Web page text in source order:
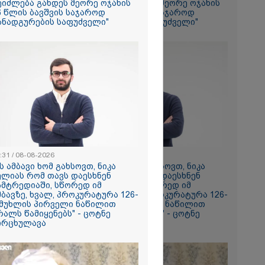
ზღვამ კიდევ
გამორიყა,
სამაშველო"
რა
ვიღებთ
- რას წერს
შეიძლება გახდეს მეორე ოჯახის
16 წლის ბავშვის საჯაროდ
განადგურების საფუძველი"
"ის ამბავი ხომ გახსოვთ, ნიკა
მელიას რომ თავს დაესხნენ
სამტრედიაში, სწორედ იმ
ამბავზე, ხვალ, პროკურატურა 126-
ე მუხლის პირველი ნაწილით
ბრალს წამიყენებს" - ცოტნე
გახდეს მეორე ოჯახის
წლის ბავშვის საჯაროდ
საფუძველი"
/ 08-08-2026
ამბავი ხომ გახსოვთ, ნიკა
რომ თავს დაესხნენ
სწორედ იმ
ხვალ, პროკურატურა 126-
პირველი ნაწილით
წამიყენებს" - ცოტნე